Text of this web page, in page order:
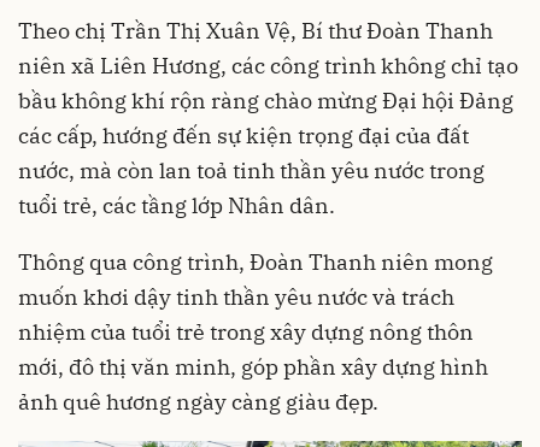
Theo chị Trần Thị Xuân Vệ, Bí thư Đoàn Thanh
niên xã Liên Hương, các công trình không chỉ tạo
bầu không khí rộn ràng chào mừng Đại hội Đảng
các cấp, hướng đến sự kiện trọng đại của đất
nước, mà còn lan toả tinh thần yêu nước trong
tuổi trẻ, các tầng lớp Nhân dân.
Thông qua công trình, Đoàn Thanh niên mong
muốn khơi dậy tinh thần yêu nước và trách
nhiệm của tuổi trẻ trong xây dựng nông thôn
mới, đô thị văn minh, góp phần xây dựng hình
ảnh quê hương ngày càng giàu đẹp.